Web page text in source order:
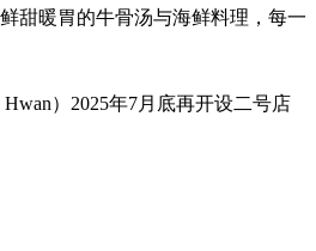
甜暖胃的牛骨汤与海鲜料理，每一
）2025年7月底再开设二号店